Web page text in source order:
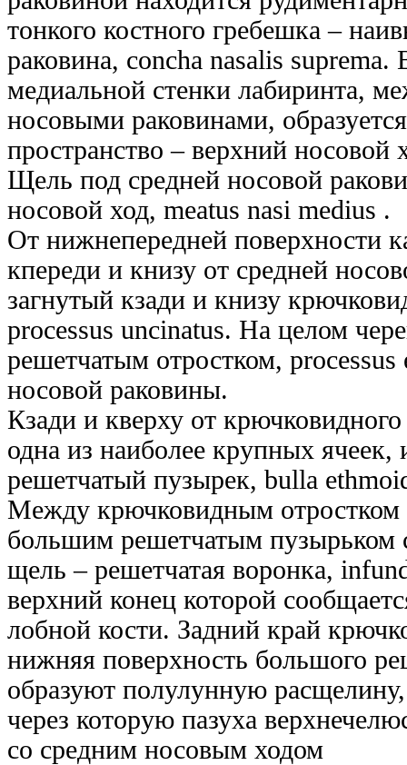
тонкого костного гребешка –
раковина, concha nasalis suprema.
медиальной стенки лабиринта,
носовыми раковинами,
пространство – верхний носовой
Щель под средней носовой
носовой ход, meatus nasi medius .
От нижнепередней поверхности
кпереди и книзу от средней
загнутый кзади и книзу
processus uncinatus. На целом
решетчатым отростком,
носовой раковины.
Кзади и кверху от крючковидного
одна из наиболее крупных
решетчатый пузырек, bulla
Между крючковидным отростком
большим решетчатым пузырьком
щель – решетчатая воронка,
верхний конец которой
лобной кости. Задний край
нижняя поверхность большого
образуют полулунную
через которую пазуха
со средним носовым ходом